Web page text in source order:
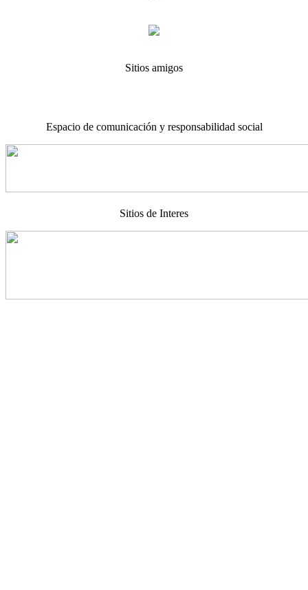
Sitios amigos
Espacio de comunicación y responsabilidad social
Sitios de Interes